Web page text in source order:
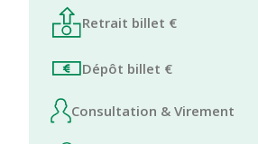
Retrait billet €
Dépôt billet €
Consultation & Virement